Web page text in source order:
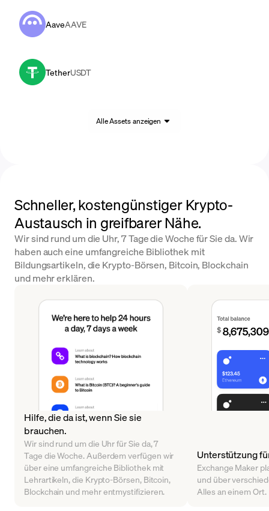
AaveAAVE
TetherUSDT
Alle Assets anzeigen
Schneller, kostengünstiger Krypto-
Austausch in greifbarer Nähe.
Wir sind rund um die Uhr, 7 Tage die Woche für Sie da. Wir
haben auch eine umfangreiche Bibliothek mit
Bildungsartikeln, die Krypto-Börsen, Bitcoin, Blockchain
und mehr erklären.
Hilfe, die da ist, wenn Sie sie
brauchen.
Wir sind rund um die Uhr für Sie da, 7
Tage die Woche. Außerdem verfügen wir
über eine umfangreiche Bibliothek mit
Lehrartikeln, die Krypto-Börsen, Bitcoin,
Blockchain und mehr entmystifizieren.
Unterstützung
Exchange Maker
und über
Alles an einem Ort.